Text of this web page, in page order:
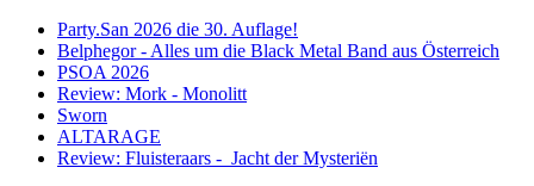
Party.San 2026 die 30. Auflage!
Belphegor - Alles um die Black Metal Band aus Österreich
PSOA 2026
Review: Mork - Monolitt
Sworn
ALTARAGE
Review: Fluisteraars - Jacht der Mysteriën